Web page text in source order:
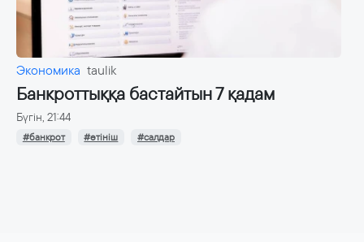
Экономика taulik
Банкроттыққа бастайтын 7 қадам
Бүгін, 21:44
#банкрот #өтініш #салдар